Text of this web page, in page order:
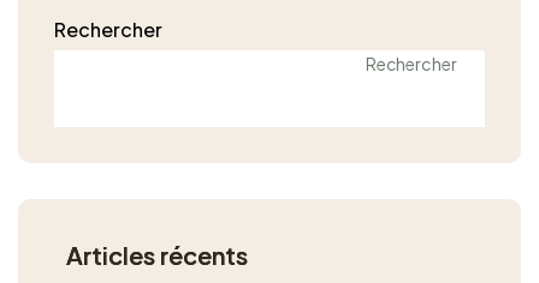
Rechercher
Rechercher
Articles récents